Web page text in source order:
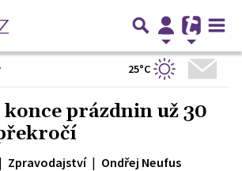
25°C
prázdnin už 30
| Zpravodajství | Ondřej Neufus